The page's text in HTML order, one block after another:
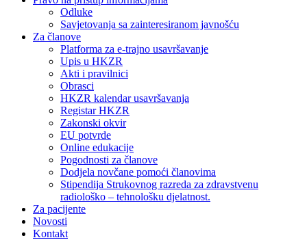
Odluke
Savjetovanja sa zainteresiranom javnošću
Za članove
Platforma za e-trajno usavršavanje
Upis u HKZR
Akti i pravilnici
Obrasci
HKZR kalendar usavršavanja
Registar HKZR
Zakonski okvir
EU potvrde
Online edukacije
Pogodnosti za članove
Dodjela novčane pomoći članovima
Stipendija Strukovnog razreda za zdravstvenu
radiološko – tehnološku djelatnost.
Za pacijente
Novosti
Kontakt